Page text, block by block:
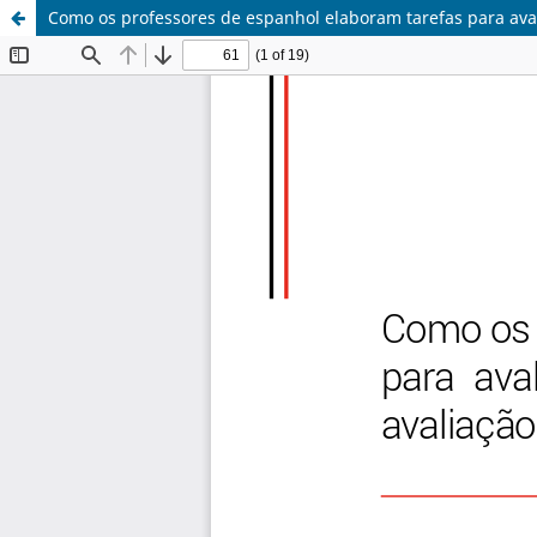
Como os professores de espanhol elaboram tarefas para